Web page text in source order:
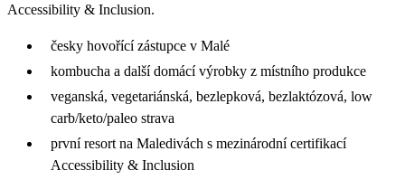
Accessibility & Inclusion.
česky hovořící zástupce v Malé
kombucha a další domácí výrobky z místního produkce
veganská, vegetariánská, bezlepková, bezlaktózová, low
carb/keto/paleo strava
první resort na Maledivách s mezinárodní certifikací
Accessibility & Inclusion